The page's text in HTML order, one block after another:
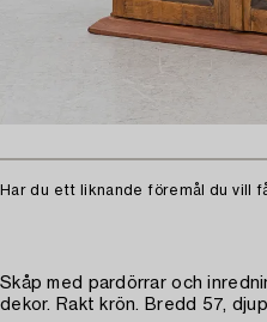
Har du ett liknande föremål du vill
Skåp med pardörrar och
dekor. Rakt krön. Bredd 57,